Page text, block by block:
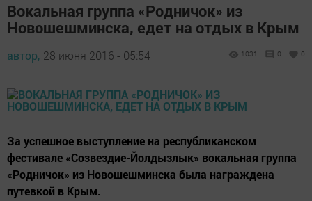
Вокальная группа «Родничок» из
Новошешминска, едет на отдых в Крым
автор, 28 июня 2016 - 05:54 1031 0 0
За успешное выступление на республиканском
фестивале «Созвездие-Йолдызлык» вокальная группа
«Родничок» из Новошешминска была награждена
путевкой в Крым.